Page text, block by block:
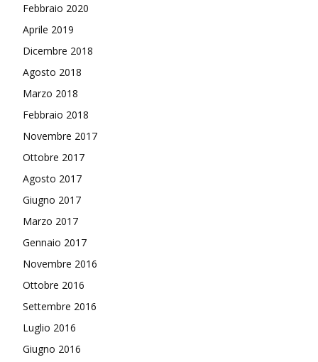
Febbraio 2020
Aprile 2019
Dicembre 2018
Agosto 2018
Marzo 2018
Febbraio 2018
Novembre 2017
Ottobre 2017
Agosto 2017
Giugno 2017
Marzo 2017
Gennaio 2017
Novembre 2016
Ottobre 2016
Settembre 2016
Luglio 2016
Giugno 2016